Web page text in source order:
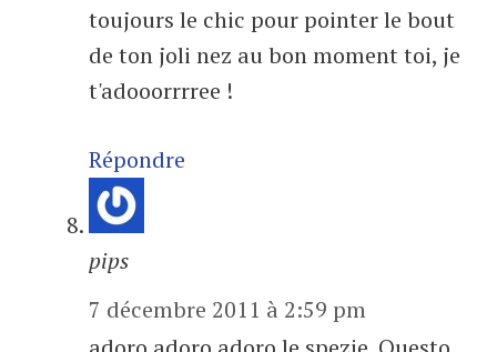
toujours le chic pour pointer le bout
de ton joli nez au bon moment toi, je
t'adooorrrree !
Répondre
pips
7 décembre 2011 à 2:59 pm